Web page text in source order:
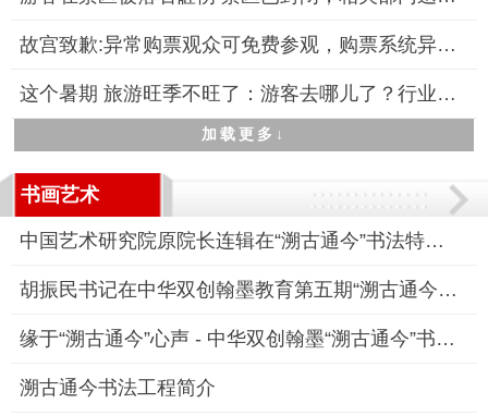
故宫致歉:异常购票观众可免费参观，购票系统异常致“2分钱门票”
这个暑期 旅游旺季不旺了：游客去哪儿了？行业何去何从？
加载更多↓
书画艺术
中国艺术研究院原院长连辑在“溯古通今”书法特训高研班线下研修
胡振民书记在中华双创翰墨教育第五期“溯古通今”书法高研班“线
缘于“溯古通今”心声 - 中华双创翰墨“溯古通今”书法特训高研
溯古通今书法工程简介